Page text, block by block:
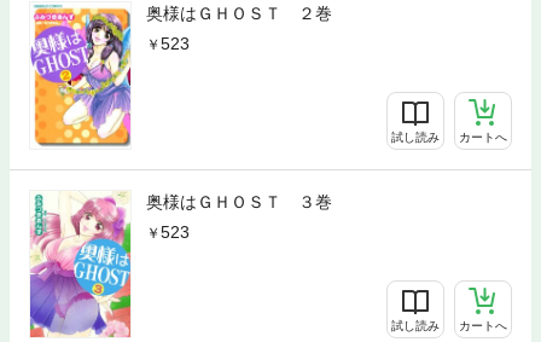
奥様はＧＨＯＳＴ ２巻
523
試し読み カートへ
奥様はＧＨＯＳＴ ３巻
523
試し読み カートへ